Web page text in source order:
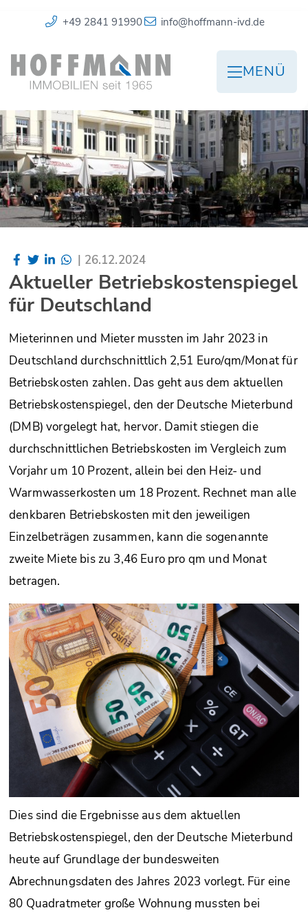
+49 2841 91990 info@hoffmann-ivd.de
MENÜ
| 26.12.2024
Aktueller Betriebskostenspiegel
für Deutschland
Mieterinnen und Mieter mussten im Jahr 2023 in
Deutschland durchschnittlich 2,51 Euro/qm/Monat für
Betriebskosten zahlen. Das geht aus dem aktuellen
Betriebskostenspiegel, den der Deutsche Mieterbund
(DMB) vorgelegt hat, hervor. Damit stiegen die
durchschnittlichen Betriebskosten im Vergleich zum
Vorjahr um 10 Prozent, allein bei den Heiz- und
Warmwasserkosten um 18 Prozent. Rechnet man alle
denkbaren Betriebskosten mit den jeweiligen
Einzelbeträgen zusammen, kann die sogenannte
zweite Miete bis zu 3,46 Euro pro qm und Monat
betragen.
Dies sind die Ergebnisse aus dem aktuellen
Betriebskostenspiegel, den der Deutsche Mieterbund
heute auf Grundlage der bundesweiten
Abrechnungsdaten des Jahres 2023 vorlegt. Für eine
80 Quadratmeter große Wohnung mussten bei